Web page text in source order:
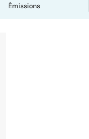
Émissions